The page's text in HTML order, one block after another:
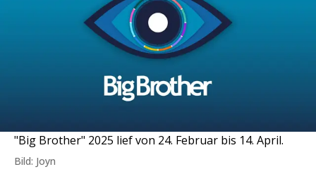
"Big Brother" 2025 lief von 24. Februar bis 14. April.
Bild: Joyn